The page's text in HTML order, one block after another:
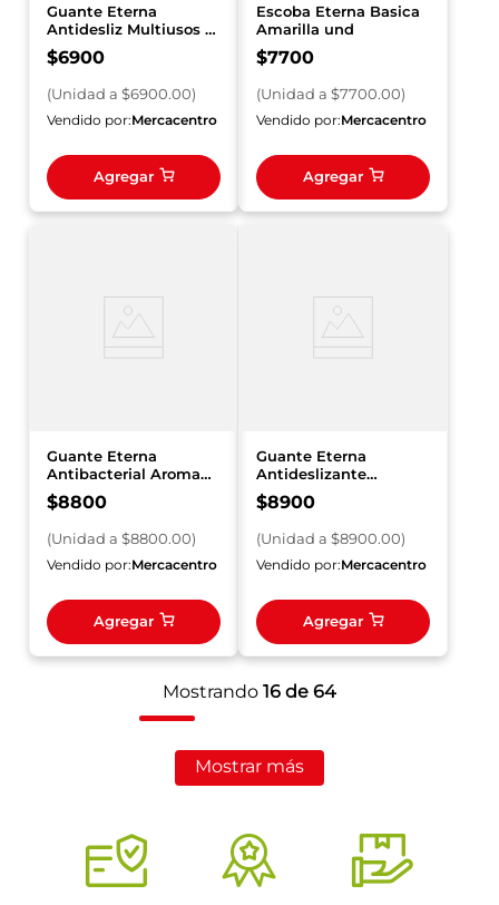
Guante Eterna
Antidesliz Multiusos T
7.5 Doméstico Gratis
Paño
$6900
(Unidad a $6900.00)
Vendido por:Mercacentro
Agregar
Escoba Eterna Basica
Amarilla und
$7700
(Unidad a $7700.00)
Vendido por:Mercacentro
Agregar
Guante Eterna
Antibacterial Aroma
Talla 7.5 Gratis Paño
$8800
(Unidad a $8800.00)
Vendido por:Mercacentro
Agregar
Guante Eterna
Antideslizante
Multiusos Talla 9
Doméstico
$8900
(Unidad a $8900.00)
Vendido por:Mercacentro
Agregar
Mostrando 16 de 64
Mostrar más